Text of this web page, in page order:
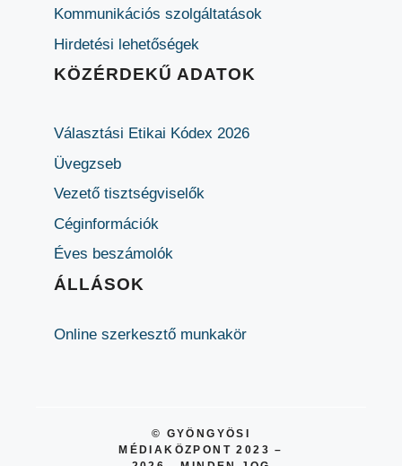
Kommunikációs szolgáltatások
Hirdetési lehetőségek
KÖZÉRDEKŰ ADATOK
Választási Etikai Kódex 2026
Üvegzseb
Vezető tisztségviselők
Céginformációk
Éves beszámolók
ÁLLÁSOK
Online szerkesztő munkakör
© GYÖNGYÖSI
MÉDIAKÖZPONT 2023 –